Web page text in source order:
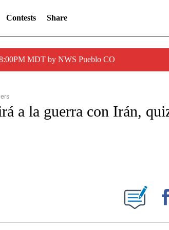
Contests Share
MDT by NWS Pueblo CO
TO RECEIVE NOTIFICATIONS ABOUT NEW PAGES
a la guerra con Irán,
RECEIVE NOTIFICATIONS ABOUT NEW PAGES ON "".